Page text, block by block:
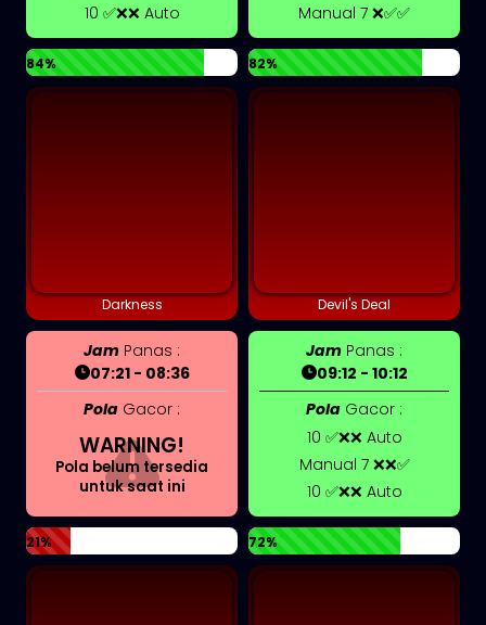
10 ✅❌❌ Auto
84%
Manual 7 ❌✅✅
82%
Darkness
Jam Panas :
07:21 - 08:36
Pola Gacor :
WARNING!
Pola belum tersedia
untuk saat ini
21%
Devil's Deal
Jam Panas :
09:12 - 10:12
Pola Gacor :
10 ✅❌❌ Auto
Manual 7 ❌❌✅
10 ✅❌❌ Auto
72%